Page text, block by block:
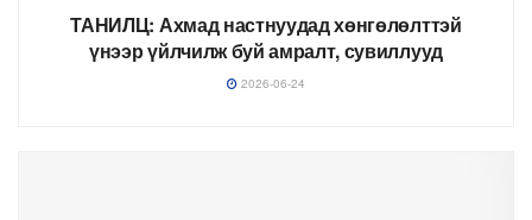
ТАНИЛЦ: Ахмад настнуудад хөнгөлөлттэй
үнээр үйлчилж буй амралт, сувиллууд
2026-06-24